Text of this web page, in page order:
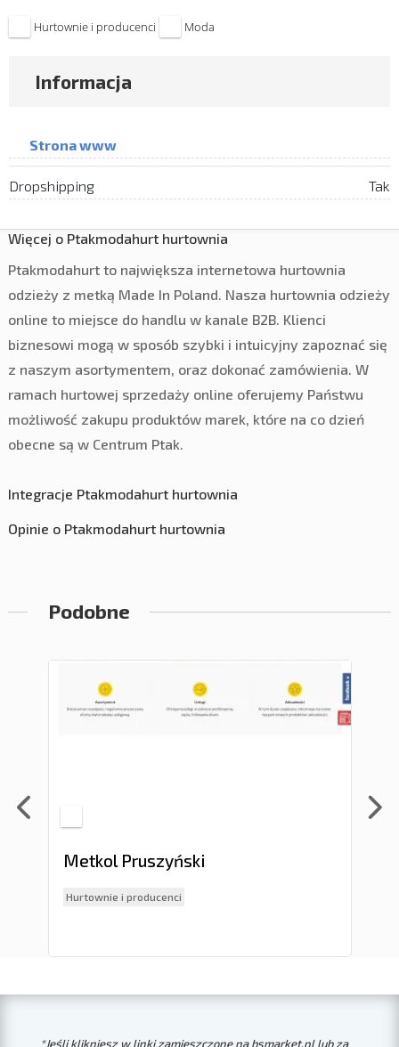
Hurtownie i producenci Moda
Informacja
Strona www
Dropshipping Tak
Więcej o Ptakmodahurt hurtownia
Ptakmodahurt to największa internetowa hurtownia
odzieży z metką Made In Poland. Nasza hurtownia odzieży
online to miejsce do handlu w kanale B2B. Klienci
biznesowi mogą w sposób szybki i intuicyjny zapoznać się
z naszym asortymentem, oraz dokonać zamówienia. W
ramach hurtowej sprzedaży online oferujemy Państwu
możliwość zakupu produktów marek, które na co dzień
obecne są w Centrum Ptak.
Integracje Ptakmodahurt hurtownia
Opinie o Ptakmodahurt hurtownia
Podobne
Metkol Pruszyński
Hurtownie i producenci
*Jeśli klikniesz w linki zamieszczone na bsmarket.pl lub za